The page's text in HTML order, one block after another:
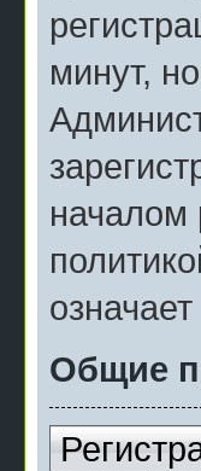
минут,
началом
Общие